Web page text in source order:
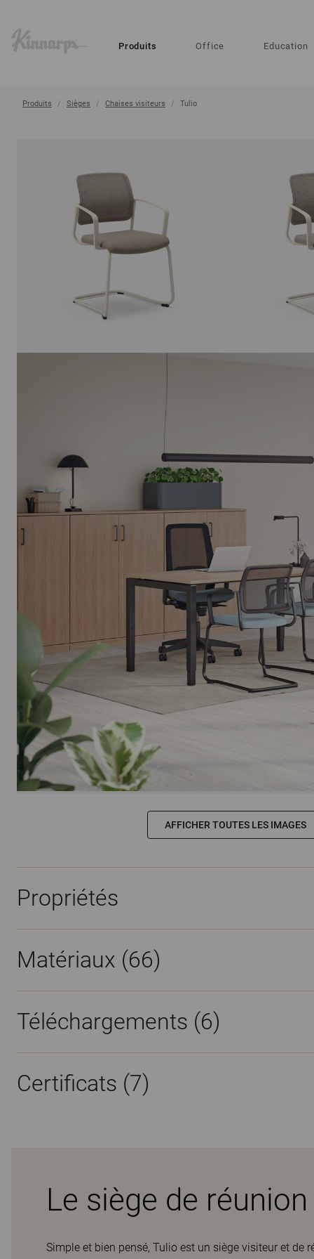
Produits Office Education
Produits Sièges Chaises visiteurs Tulio
AFFICHER TOUTES LES IMAGES
Propriétés
Matériaux (66)
Téléchargements (6)
Certificats (7)
Le siège de
Simple et bien pensé, Tulio est un siège visiteur et